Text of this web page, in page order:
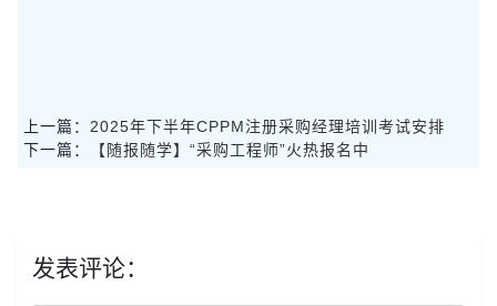
上一篇： 2025年下半年CPPM注册采购经理培训考试安排
下一篇：
【随报随学】“采购工程师”火热报名中
发表评论：